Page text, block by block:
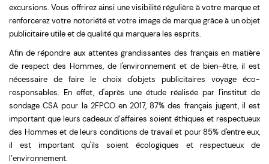
excursions. Vous offrirez ainsi une visibilité régulière à votre marque et
renforcerez votre notoriété et votre image de marque grâce à un objet
publicitaire utile et de qualité qui marquera les esprits.
Afin de répondre aux attentes grandissantes des français en matière
de respect des Hommes, de l'environnement et de bien-être, il est
nécessaire de faire le choix d'objets publicitaires voyage éco-
responsables. En effet, d'après une étude réalisée par l'institut de
sondage CSA pour la 2FPCO en 2017, 87%des français jugent, il est
important que leurs cadeaux d’affaires soient éthiques et respectueux
des Hommes et de leurs conditions de travail et pour85% d'entre eux,
il est important qu'ils soient écologiques et respectueux de
l’environnement.